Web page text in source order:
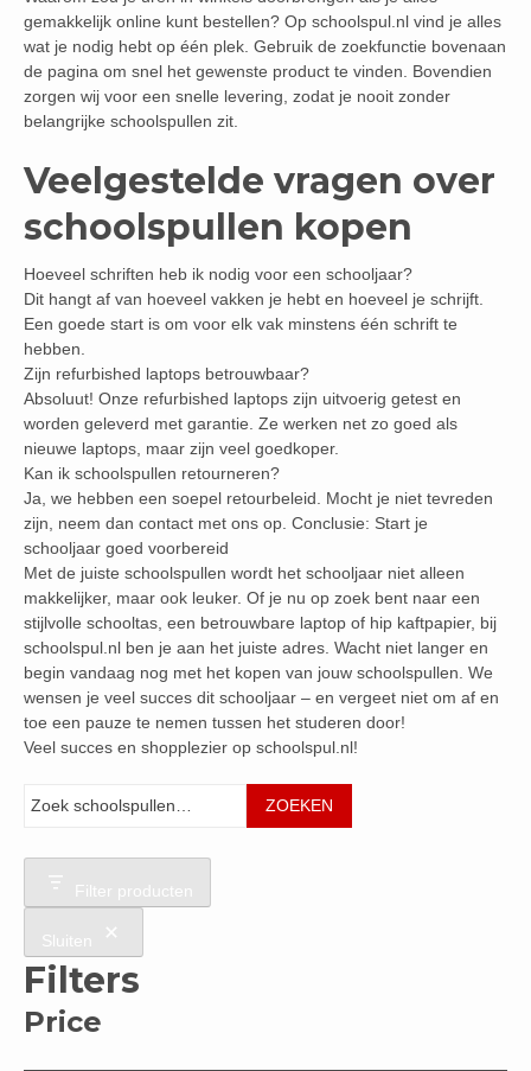
gemakkelijk online kunt bestellen? Op schoolspul.nl vind je alles
wat je nodig hebt op één plek. Gebruik de zoekfunctie bovenaan
de pagina om snel het gewenste product te vinden. Bovendien
zorgen wij voor een snelle levering, zodat je nooit zonder
belangrijke schoolspullen zit.
Veelgestelde vragen over
schoolspullen kopen
Hoeveel schriften heb ik nodig voor een schooljaar?
Dit hangt af van hoeveel vakken je hebt en hoeveel je schrijft.
Een goede start is om voor elk vak minstens één schrift te
hebben.
Zijn refurbished laptops betrouwbaar?
Absoluut! Onze refurbished laptops zijn uitvoerig getest en
worden geleverd met garantie. Ze werken net zo goed als
nieuwe laptops, maar zijn veel goedkoper.
Kan ik schoolspullen retourneren?
Ja, we hebben een soepel retourbeleid. Mocht je niet tevreden
zijn, neem dan contact met ons op. Conclusie: Start je
schooljaar goed voorbereid
Met de juiste schoolspullen wordt het schooljaar niet alleen
makkelijker, maar ook leuker. Of je nu op zoek bent naar een
stijlvolle schooltas, een betrouwbare laptop of hip kaftpapier, bij
schoolspul.nl ben je aan het juiste adres. Wacht niet langer en
begin vandaag nog met het kopen van jouw schoolspullen. We
wensen je veel succes dit schooljaar – en vergeet niet om af en
toe een pauze te nemen tussen het studeren door!
Veel succes en shopplezier op schoolspul.nl!
ZOEKEN
Filter producten
Sluiten
Filters
Price